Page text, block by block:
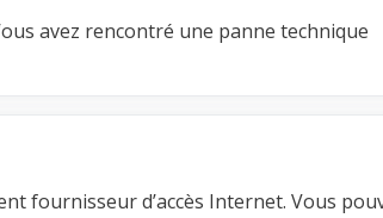
avez rencontré une panne technique
fournisseur d’accès Internet. Vous